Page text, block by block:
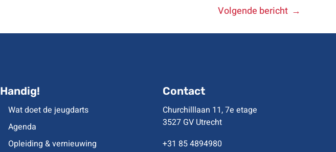
Volgende bericht
Handig!
Wat doet de jeugdarts
Agenda
Opleiding & vernieuwing
Contact
Churchilllaan 11, 7e etage
3527 GV Utrecht
+31 85 4894980